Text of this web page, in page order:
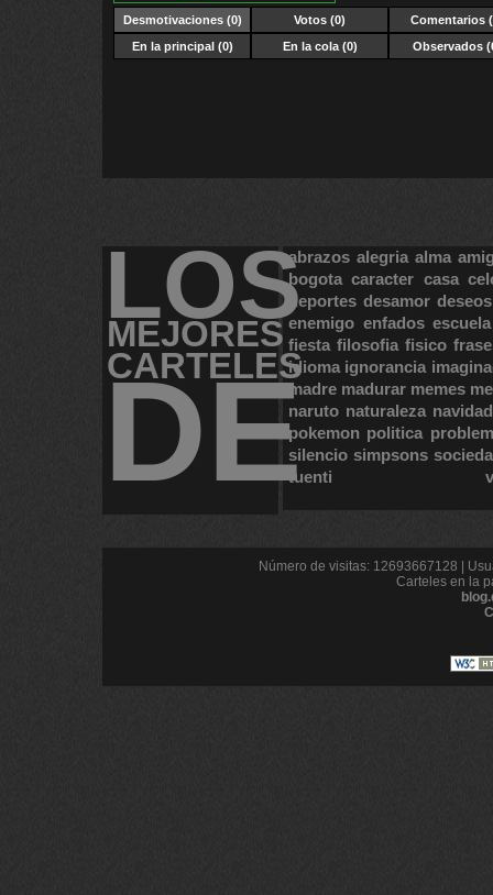
Desmotivaciones(0) Votos (0)
Comentarios
En la principal (0)
En la cola (0) Observados
LOS
MEJORES
CARTELES
DE
abrazos alegria alma
bogota caracter casa
deportes desamor deseos
enemigo enfados escuela
fiesta filosofia fisico
idioma ignorancia
madre madurar memes
naruto naturaleza navidad
pokemon politica
silencio simpsons
tuenti
Número de visitas: 12693667128 |
Carteles en la